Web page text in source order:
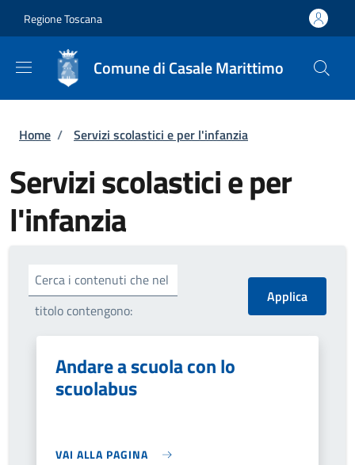
Regione Toscana
Comune di Casale Marittimo
Briciole di pane
Home / Servizi scolastici e per l'infanzia
Servizi scolastici e per
l'infanzia
Cerca i contenuti che nel
titolo contengono:
Andare a scuola con lo
scuolabus
VAI ALLA PAGINA